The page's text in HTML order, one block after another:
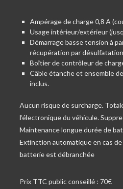
Ampérage de charge 0,8 A
Usage intérieur/extérieur
Démarrage basse tension à
récupération par
Boîtier de contrôleur de
Câble étanche et ensemble
inclus.
Aucun risque de surcharge.
l’électronique du véhicule.
Maintenance longue durée de
Extinction automatique en cas
batterie est débranchée
Prix TTC public conseillé : 70€